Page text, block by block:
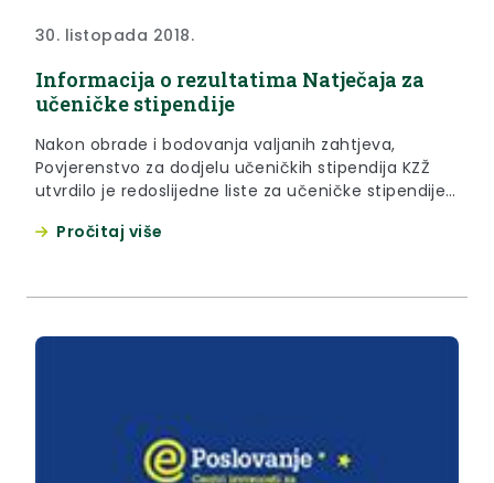
30. listopada 2018.
Informacija o rezultatima Natječaja za
učeničke stipendije
Nakon obrade i bodovanja valjanih zahtjeva,
Povjerenstvo za dodjelu učeničkih stipendija KZŽ
utvrdilo je redoslijedne liste za učeničke stipendije
daju zainteresiranoj javnosti na uvid i znanje.
Pročitaj više